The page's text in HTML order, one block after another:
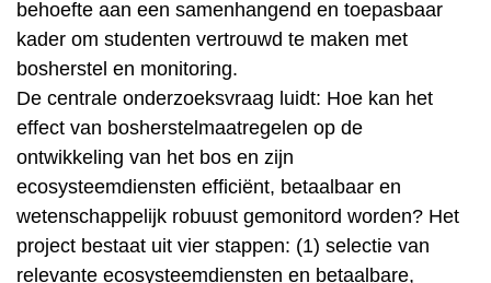
behoefte aan een samenhangend en toepasbaar
kader om studenten vertrouwd te maken met
bosherstel en monitoring.
De centrale onderzoeksvraag luidt: Hoe kan het
effect van bosherstelmaatregelen op de
ontwikkeling van het bos en zijn
ecosysteemdiensten efficiënt, betaalbaar en
wetenschappelijk robuust gemonitord worden? Het
project bestaat uit vier stappen: (1) selectie van
relevante ecosysteemdiensten en betaalbare,